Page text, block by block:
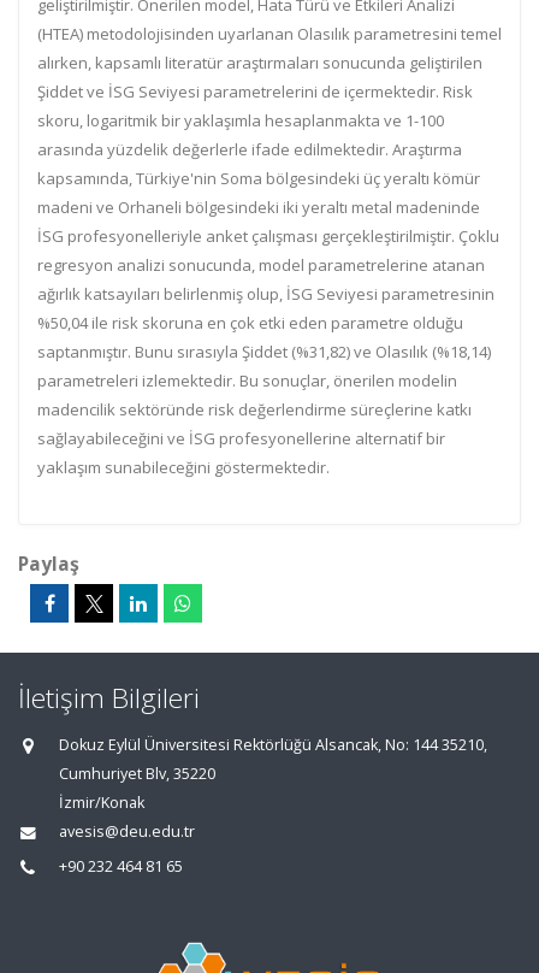
geliştirilmiştir. Önerilen model, Hata Türü ve Etkileri Analizi
(HTEA) metodolojisinden uyarlanan Olasılık parametresini temel
alırken, kapsamlı literatür araştırmaları sonucunda geliştirilen
Şiddet ve İSG Seviyesi parametrelerini de içermektedir. Risk
skoru, logaritmik bir yaklaşımla hesaplanmakta ve 1-100
arasında yüzdelik değerlerle ifade edilmektedir. Araştırma
kapsamında, Türkiye'nin Soma bölgesindeki üç yeraltı kömür
madeni ve Orhaneli bölgesindeki iki yeraltı metal madeninde
İSG profesyonelleriyle anket çalışması gerçekleştirilmiştir. Çoklu
regresyon analizi sonucunda, model parametrelerine atanan
ağırlık katsayıları belirlenmiş olup, İSG Seviyesi parametresinin
%50,04 ile risk skoruna en çok etki eden parametre olduğu
saptanmıştır. Bunu sırasıyla Şiddet (%31,82) ve Olasılık (%18,14)
parametreleri izlemektedir. Bu sonuçlar, önerilen modelin
madencilik sektöründe risk değerlendirme süreçlerine katkı
sağlayabileceğini ve İSG profesyonellerine alternatif bir
yaklaşım sunabileceğini göstermektedir.
Paylaş
İletişim Bilgileri
Dokuz Eylül Üniversitesi Rektörlüğü Alsancak, No: 144 35210,
Cumhuriyet Blv, 35220
İzmir/Konak
avesis@deu.edu.tr
+90 232 464 81 65